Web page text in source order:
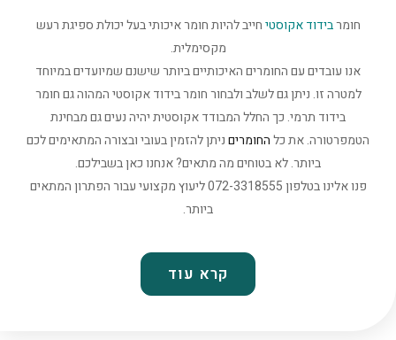
חומרבידוד אקוסטיחייב להיות חומר איכותי בעל יכולת ספיגת רעש
מקסימלית.
אנו עובדים עם החומרים האיכותיים ביותר שישנם שמיועדים במיוחד
למטרה זו. ניתן גם לשלב ולבחור חומר בידוד אקוסטי המהוה גם חומר
בידוד תרמי. כך החלל המבודד אקוסטית יהיה נעים גם מבחינת
הטמפרטורה. את כלהחומריםניתן להזמין בעובי ובצורה המתאימים לכם
ביותר. לא בטוחים מה מתאים? אנחנו כאן בשבילכם.
פנו אלינו בטלפון 072-3318555 ליעוץ מקצועי עבור הפתרון המתאים
ביותר.
קרא עוד